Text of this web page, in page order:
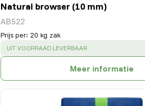
Natural browser (10 mm)
AB522
Prijs per: 20 kg zak
SUCCESS:
UIT VOORRAAD LEVERBAAR
Meer informatie